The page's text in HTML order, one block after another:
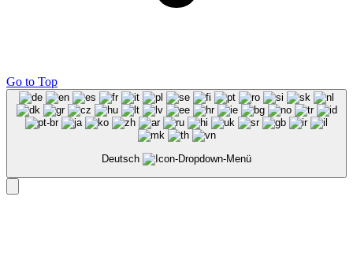
Go to Top
Deutsch